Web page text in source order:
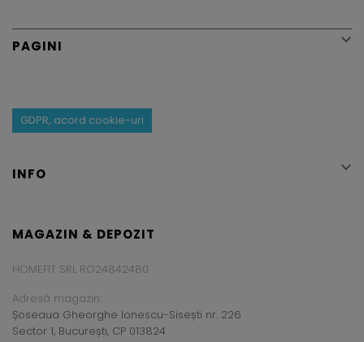
PAGINI 
GDPR, acord cookie-uri
INFO 
MAGAZIN & DEPOZIT
HOMEFIT SRL RO24842480
Adresă magazin:
Șoseaua Gheorghe Ionescu-Sisești nr. 226
Sector 1, București, CP 013824